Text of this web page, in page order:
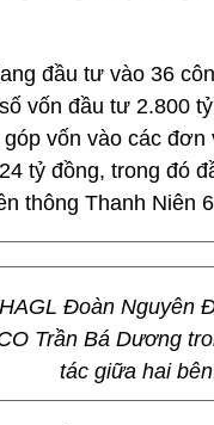
đầu tư vào 36
vốn đầu tư 2.800
vốn vào các đơn
tỷ đồng, trong đó
thông Thanh Niên
Đoàn Nguyên
Trần Bá Dương
tác giữa hai